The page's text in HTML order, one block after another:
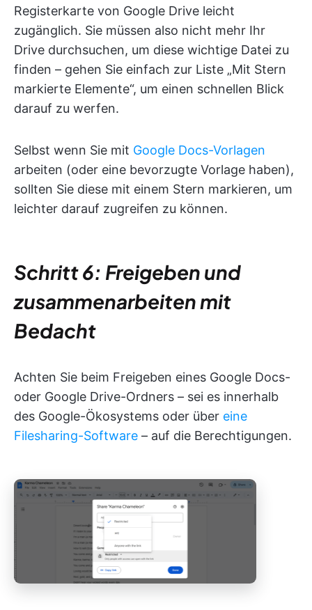
Registerkarte von Google Drive leicht
zugänglich. Sie müssen also nicht mehr Ihr
Drive durchsuchen, um diese wichtige Datei zu
finden – gehen Sie einfach zur Liste „Mit Stern
markierte Elemente“, um einen schnellen Blick
darauf zu werfen.
Selbst wenn Sie mit Google Docs-Vorlagen
arbeiten (oder eine bevorzugte Vorlage haben),
sollten Sie diese mit einem Stern markieren, um
leichter darauf zugreifen zu können.
Schritt 6: Freigeben und
zusammenarbeiten mit
Bedacht
Achten Sie beim Freigeben eines Google Docs-
oder Google Drive-Ordners – sei es innerhalb
des Google-Ökosystems oder über eine
Filesharing-Software – auf die Berechtigungen.